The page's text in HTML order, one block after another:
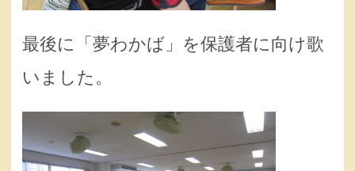
最後に「夢わかば」を保護者に向け歌
いました。